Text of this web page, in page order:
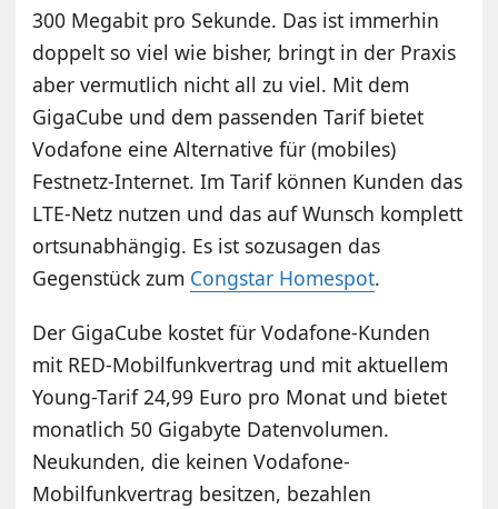
300 Megabit pro Sekunde. Das ist immerhin
doppelt so viel wie bisher, bringt in der Praxis
aber vermutlich nicht all zu viel. Mit dem
GigaCube und dem passenden Tarif bietet
Vodafone eine Alternative für (mobiles)
Festnetz-Internet. Im Tarif können Kunden das
LTE-Netz nutzen und das auf Wunsch komplett
ortsunabhängig. Es ist sozusagen das
Gegenstück zum Congstar Homespot.
Der GigaCube kostet für Vodafone-Kunden
mit RED-Mobilfunkvertrag und mit aktuellem
Young-Tarif 24,99 Euro pro Monat und bietet
monatlich 50 Gigabyte Datenvolumen.
Neukunden, die keinen Vodafone-
Mobilfunkvertrag besitzen, bezahlen